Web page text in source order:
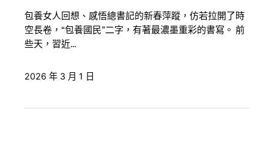
包養女人回想、感悟總書記的新春萍蹤，仿若拉開了時
空長卷，“包養國民”二字，有著最濃墨重彩的書寫。 前
些天，習近…
2026 年 3 月 1 日